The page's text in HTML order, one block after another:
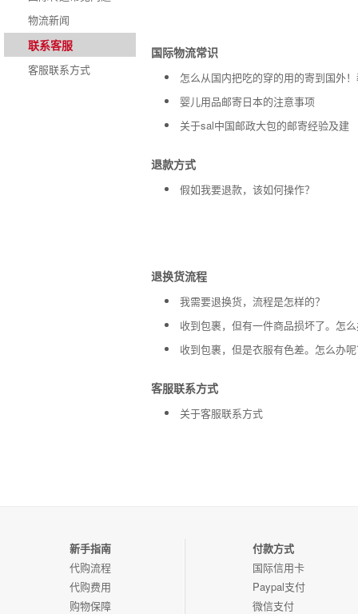
物流新闻
联系客服
客服联系方式
国际物流常识
怎么从国内把吃的穿的用的寄到国外
婴儿用品邮寄日本的注意事项
关于sal中国邮政大包的邮寄经验及建
退款方式
假如我要退款，该如何操作？
退换货流程
我需要退换货，流程是怎样的？
收到包裹，但有一件商品损坏了。怎
收到包裹，但是衣服有色差。怎么办
客服联系方式
关于客服联系方式
新手指南
代购流程
代购费用
购物保障
付款方式
国际信用卡
Paypal支付
微信支付